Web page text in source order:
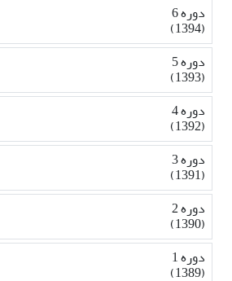
دوره 6
(1394)
دوره 5
(1393)
دوره 4
(1392)
دوره 3
(1391)
دوره 2
(1390)
دوره 1
(1389)